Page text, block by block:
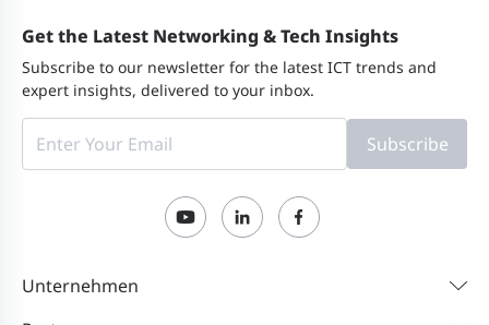
Get the Latest Networking & Tech Insights
Subscribe to our newsletter for the latest ICT trends and
expert insights, delivered to your inbox.
Subscribe
Unternehmen